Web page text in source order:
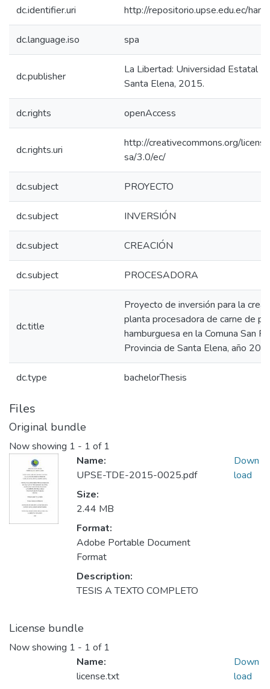
dc.identifier.uri http://repositorio.upse.edu.ec/
dc.language.iso spa
dc.publisher
La Libertad: Universidad Estatal
Santa Elena, 2015.
dc.rights openAccess
dc.rights.uri
http://creativecommons.org/
sa/3.0/ec/
dc.subject PROYECTO
dc.subject INVERSIÓN
dc.subject CREACIÓN
dc.subject PROCESADORA
dc.title
Proyecto de inversión para la
planta procesadora de carne de
hamburguesa en la Comuna San
Provincia de Santa Elena, año
dc.type bachelorThesis
Files
Original bundle
Now showing 1 - 1 of 1
Name:
UPSE-TDE-2015-0025.pdf
Size:
2.44 MB
Format:
Adobe Portable Document
Format
Description:
TESIS A TEXTO COMPLETO
Down
load
License bundle
Now showing 1 - 1 of 1
Name:
license.txt
Down
load